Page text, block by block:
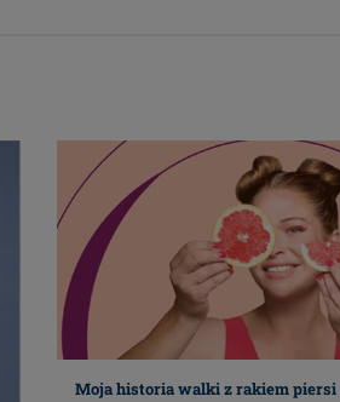
Moja historia walki z rakiem piersi